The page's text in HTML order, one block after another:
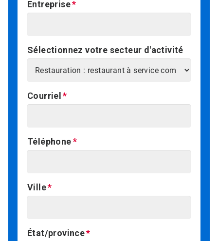
Entreprise
Sélectionnez votre secteur d'activité
Courriel
Téléphone
Ville
État/province